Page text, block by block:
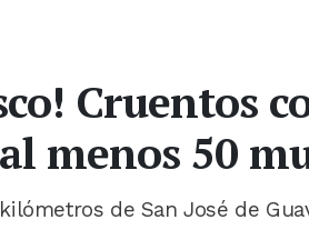
Cruentos
menos 50
de San José de